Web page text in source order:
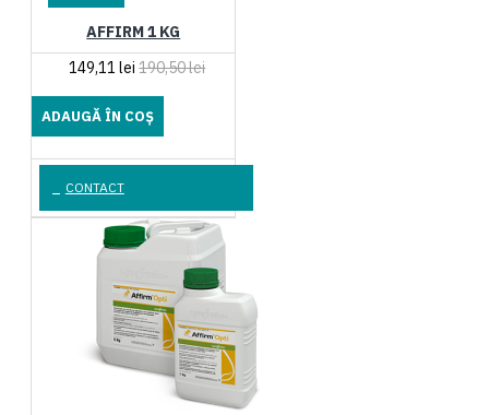
AFFIRM 1 KG
149,11 lei 190,50 lei
ADAUGĂ ÎN COŞ
CONTACT